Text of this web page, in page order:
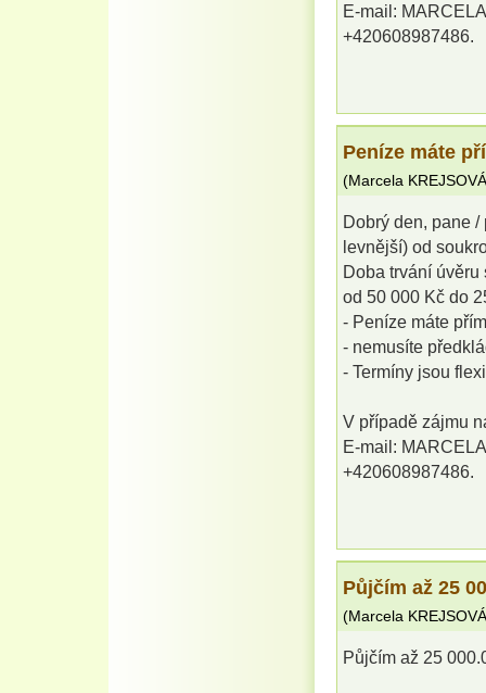
E-mail:
+420608987486.
Peníze máte
(Marcela KREJSOVÁ
Dobrý den, pane
levnější) od
Doba trvání
od 50 000 Kč do
- Peníze máte
- nemusíte
- Termíny jsou
V případě zájmu
E-mail:
+420608987486.
Půjčím až 25
(Marcela KREJSOVÁ
Půjčím až 25